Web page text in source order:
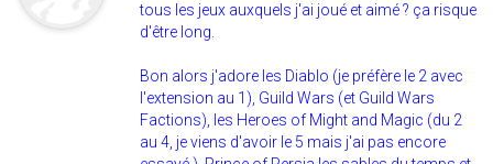
tous les jeux auxquels j'ai joué et aimé ? ça risque
d'être long.
Bon alors j'adore les Diablo (je préfère le 2 avec
l'extension au 1), Guild Wars (et Guild Wars
Factions), les Heroes of Might and Magic (du 2
au 4, je viens d'avoir le 5 mais j'ai pas encore